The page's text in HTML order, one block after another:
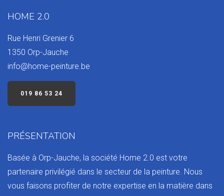
HOME 2.0
Rue Henri Grenier 6
1350 Orp-Jauche
info@home-peinture.be
019 86 53 24
PRÉSENTATION
Basée à Orp-Jauche, la société Home 2.0 est votre
partenaire privilégié dans le secteur de la peinture. Nous
vous faisons profiter de notre expertise en la matière dans